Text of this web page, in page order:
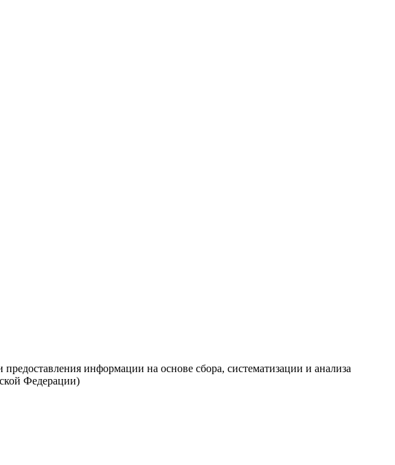
информации на основе сбора, систематизации и анализа
Федерации)